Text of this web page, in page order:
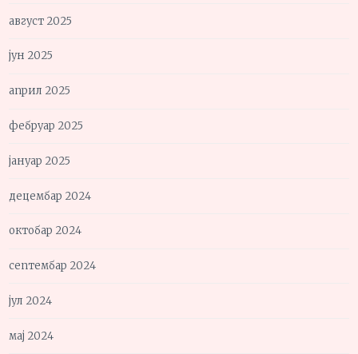
август 2025
јун 2025
април 2025
фебруар 2025
јануар 2025
децембар 2024
октобар 2024
септембар 2024
јул 2024
мај 2024